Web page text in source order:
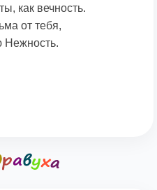
как вечность.
от тебя,